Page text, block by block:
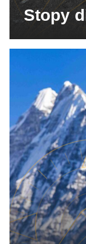
Stopy